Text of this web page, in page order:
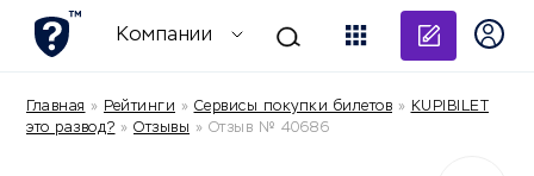
Компании
Главная » Рейтинги » Сервисы покупки билетов » KUPIBILET
это развод? » Отзывы » Отзыв № 40686